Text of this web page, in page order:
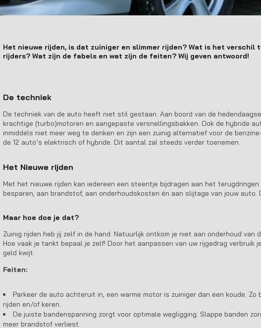
Het nieuwe rijden, is dat zuiniger en slimmer rijden? Wat is het verschil
rijders? Wat zijn de fabels en wat zijn de feiten? Wij geven antwoord!
De techniek
De techniek van de auto heeft niet stil gestaan. Aan boord van de
krachtige (turbo)motoren en aangepaste versnellingsbakken. Ook de hybride
inmiddels niet meer weg te denken en zijn een zuinig alternatief voor de
de 12 auto’s elektrisch of hybride. Dit aantal zal steeds verder toenemen.
Het Nieuwe rijden
Met het nieuwe rijden kan iedereen een steentje bijdragen aan het
besparen, aan brandstof, aan onderhoudskosten én aan slijtage van jouw auto.
Maar hoe doe je dat?
Zuinig rijden heb jij zelf in de hand. Natuurlijk ontkom je niet aan onderhoud van
Hoe vaak je tankt bepaal je zelf! Door het aanpassen van uw rijgedrag verbruik
geld kwijt.
Feiten:
Parkeer de auto achteruit in, een warme motor is zuiniger dan een koude.
rijden en/of keren.
De juiste bandenspanning zorgt voor optimale wegligging. Slappe banden
meer brandstof verliest.